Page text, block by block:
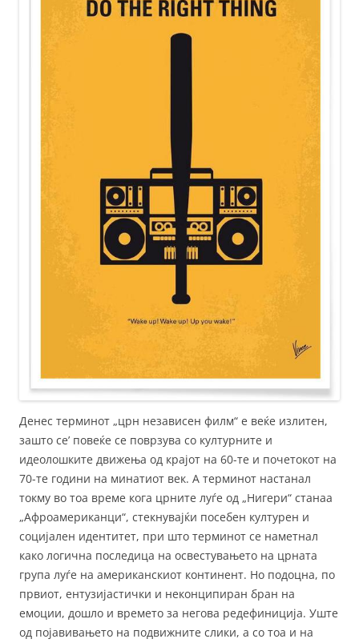
Денес терминот „црн независен филм“ е веќе излитен,
зашто се’ повеќе се поврзува со културните и
идеолошките движења од крајот на 60-те и почетокот на
70-те години на минатиот век. А терминот настанал
токму во тоа време кога црните луѓе од „Нигери“ станаа
„Афроамериканци“, стекнувајќи посебен културен и
социјален идентитет, при што терминот се наметнал
како логична последица на освестувањето на црната
група луѓе на американскиот континент. Но подоцна, по
првиот, ентузијастички и неконципиран бран на
емоции, дошло и времето за негова редефиниција. Уште
од појавивањето на подвижните слики, а со тоа и на